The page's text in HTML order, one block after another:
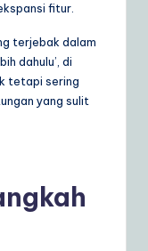
fitur.
terjebak dalam
dahulu’, di
tetapi sering
yang sulit